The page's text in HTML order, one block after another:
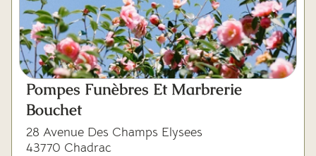
Pompes Funèbres Et Marbrerie
Bouchet
28 Avenue Des Champs Elysees
43770 Chadrac